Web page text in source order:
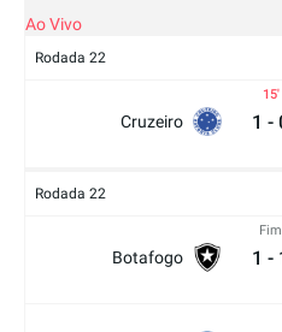
Ao Vivo
Rodada 22
Cruzeiro
15
1 -
Rodada 22
Botafogo
Fim
1 -